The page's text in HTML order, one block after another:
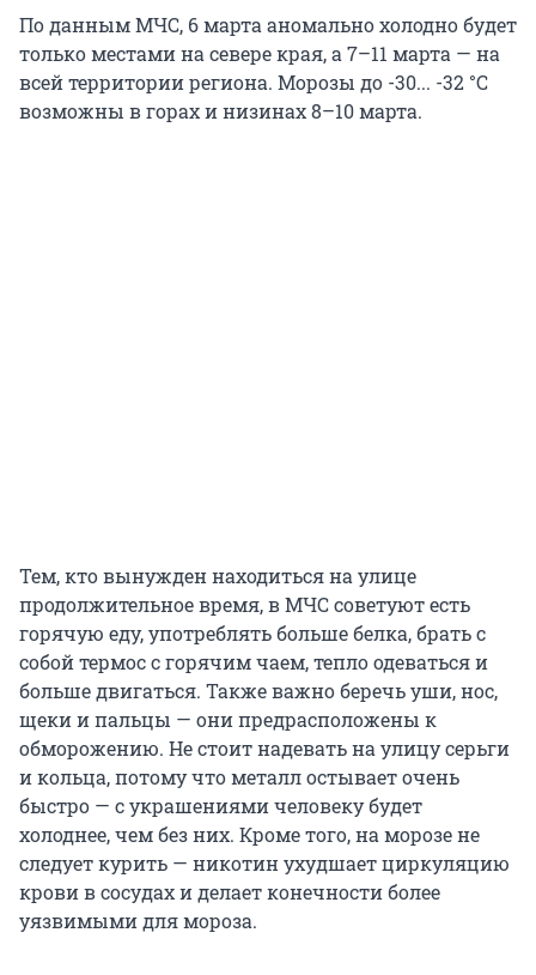
По данным МЧС, 6 марта аномально холодно будет
только местами на севере края, а 7–11 марта — на
всей территории региона. Морозы до -30... -32 °С
возможны в горах и низинах 8–10 марта.
Тем, кто вынужден находиться на улице
продолжительное время, в МЧС советуют есть
горячую еду, употреблять больше белка, брать с
собой термос с горячим чаем, тепло одеваться и
больше двигаться. Также важно беречь уши, нос,
щеки и пальцы — они предрасположены к
обморожению. Не стоит надевать на улицу серьги
и кольца, потому что металл остывает очень
быстро — с украшениями человеку будет
холоднее, чем без них. Кроме того, на морозе не
следует курить — никотин ухудшает циркуляцию
крови в сосудах и делает конечности более
уязвимыми для мороза.